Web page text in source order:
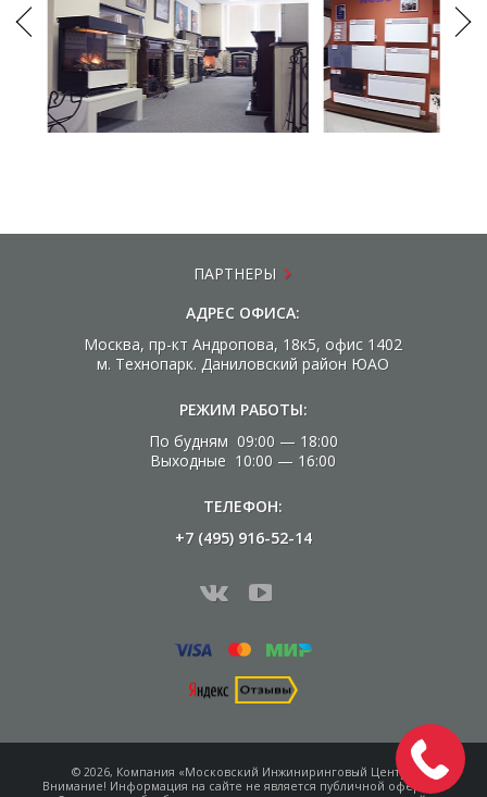
ПАРТНЕРЫ
АДРЕС ОФИСА:
Москва, пр-кт Андропова, 18к5, офис 1402
м. Технопарк. Даниловский район ЮАО
РЕЖИМ РАБОТЫ:
По будням 09:00 — 18:00
Выходные 10:00 — 16:00
ТЕЛЕФОН:
+7 (495) 916-52-14
© 2026, Компания «Московский Инжиниринговый Центр»
Внимание! Информация на сайте не является публичной офертой.